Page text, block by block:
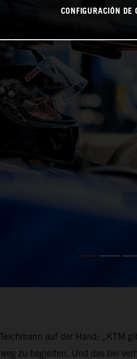
auf der Hand: „KTM
zu begleiten. Und das bei
CONFIGURACIÓN DE